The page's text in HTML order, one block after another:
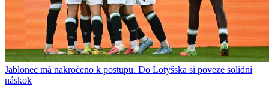
Jablonec má nakročeno k postupu. Do Lotyšska si poveze solidní
náskok